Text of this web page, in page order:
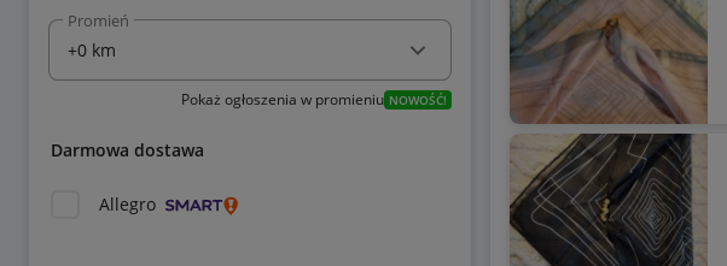
Promień
Pokaż ogłoszenia w promieniu NOWOŚĆ!
Darmowa dostawa
Allegro